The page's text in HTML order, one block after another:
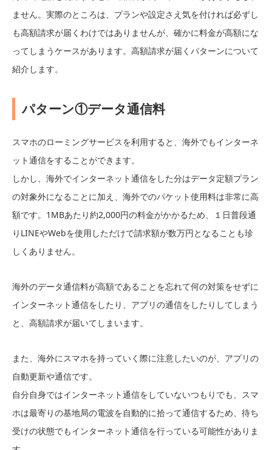
ません。実際のところは、プランや設定さえ気を付ければ必ずし
も高額請求が届くわけではありませんが、確かに料金が高額にな
ってしまうケースがあります。高額請求が届くパターンについて
紹介します。
パターン①データ通信料
スマホのローミングサービスを利用すると、海外でもインターネ
ット通信をすることができます。
しかし、海外でインターネット通信をした分はデータ定額プラン
の対象外になることに加え、海外でのパケット使用料は非常に高
額です。1MBあたり約2,000円の料金がかかるため、１日普段通
りLINEやWebを使用しただけで請求額が数万円となることも珍
しくありません。
海外のデータ通信料が高額であることを忘れて何の対策をせずに
インターネット通信をしたり、アプリの通信をしたりしてしまう
と、高額請求が届いてしまいます。
また、海外にスマホを持っていく際に注意したいのが、アプリの
自動更新や通信です。
自分自身ではインターネット通信をしていないつもりでも、スマ
ホは最寄りの基地局の電波を自動的に拾って通信するため、待ち
受けの状態でもインターネット通信を行っている可能性がありま